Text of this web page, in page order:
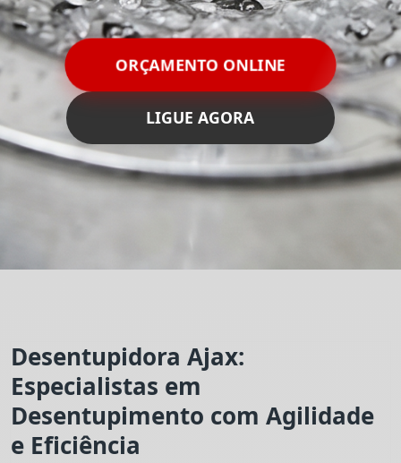
ORÇAMENTO ONLINE
LIGUE AGORA
Desentupidora Ajax:
Especialistas em
Desentupimento com Agilidade
e Eficiência